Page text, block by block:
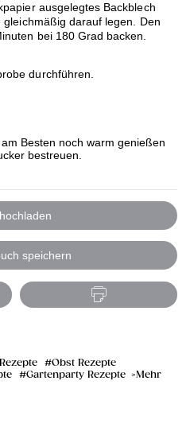
ausgelegtes Backblech
darauf legen. Den
bei 180 Grad backen.
durchführen.
am Besten noch warm genießen
bestreuen.
speichern
Obst Rezepte
Gartenparty Rezepte Mehr